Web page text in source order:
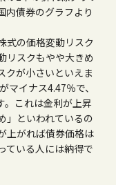
内債券のグラフより
式の価格変動リスク
リスクもやや大きめ
クが小さいといえま
イナス4.47％で、
。これは金利が上昇
」といわれているの
上がれば債券価格は
ている人には納得で